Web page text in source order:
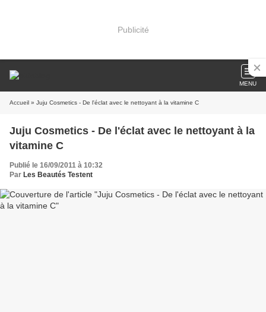
Publicité
MENU
Accueil » Juju Cosmetics - De l'éclat avec le nettoyant à la vitamine C
Juju Cosmetics - De l'éclat avec le nettoyant à la
vitamine C
Publié le 16/09/2011 à 10:32
Par Les Beautés Testent